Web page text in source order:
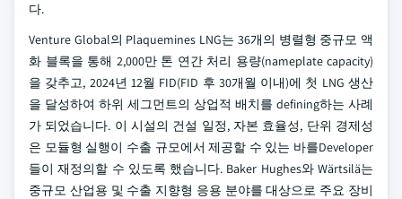
다.
Venture Global의 Plaquemines LNG는 36개의 병렬형 중규모 액
화 블록을 통해 2,000만 톤 연간 처리 용량(nameplate capacity)
을 갖추고, 2024년 12월 FID(FID 후 30개월 이내)에 첫 LNG 생산
을 달성하여 하위 세그먼트의 상업적 배치를 defining하는 사례
가 되었습니다. 이 시설의 건설 일정, 자본 효율성, 단위 경제성
은 모듈형 실행이 수출 규모에서 제공할 수 있는 바를Developer
들이 재정의할 수 있도록 했습니다. Baker Hughes와 Wärtsilä는
중규모 산업용 및 수출 지향형 응용 분야를 대상으로 주요 장비